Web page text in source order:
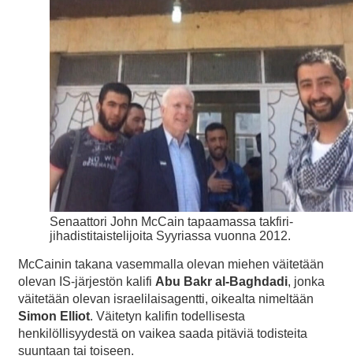
Senaattori John McCain tapaamassa takfiri-
jihadistitaistelijoita Syyriassa vuonna 2012.
McCainin takana vasemmalla olevan miehen väitetään
olevan IS-järjestön kalifi Abu Bakr al-Baghdadi, jonka
väitetään olevan israelilaisagentti, oikealta nimeltään
Simon Elliot. Väitetyn kalifin todellisesta
henkilöllisyydestä on vaikea saada pitäviä todisteita
suuntaan tai toiseen.